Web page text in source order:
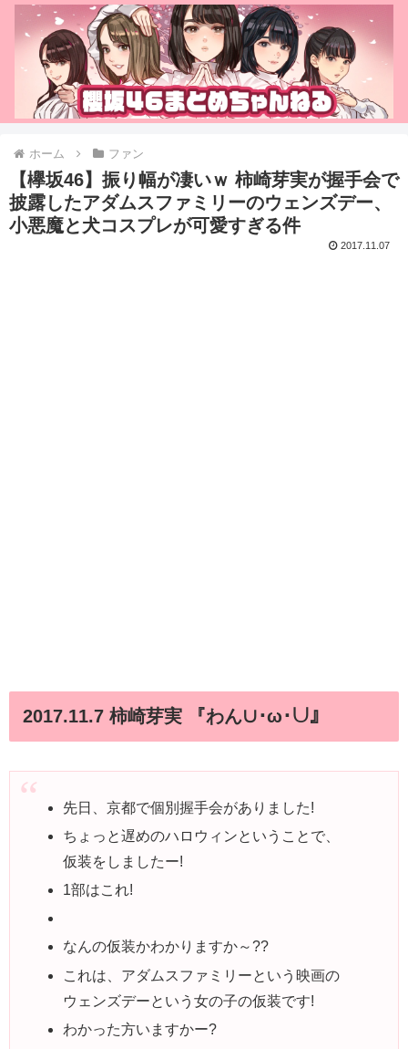
ホーム ファン
【欅坂46】振り幅が凄いｗ 柿崎芽実が握手会で
披露したアダムスファミリーのウェンズデー、
小悪魔と犬コスプレが可愛すぎる件
2017.11.07
2017.11.7 柿崎芽実 『わん∪･ω･∪』
先日、京都で個別握手会がありました!
ちょっと遅めのハロウィンということで、
仮装をしましたー!
1部はこれ!
なんの仮装かわかりますか～??
これは、アダムスファミリーという映画の
ウェンズデーという女の子の仮装です!
わかった方いますかー?